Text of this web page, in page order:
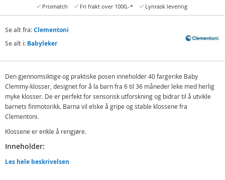
Prismatch Fri frakt over 1000,-* Lynrask levering
Se alt fra:Clementoni
Se alt i: Babyleker
Den gjennomsiktige og praktiske posen inneholder 40 fargerike Baby
Clemmy-klosser, designet for å la barn fra 6 til 36 måneder leke med herlig
myke klosser. De er perfekt for sensorisk utforskning og bidrar til å utvikle
barnets finmotorikk. Barna vil elske å gripe og stable klossene fra
Clementoni.
Klossene er enkle å rengjøre.
Inneholder:
40 myke klosser
Les hele beskrivelsen